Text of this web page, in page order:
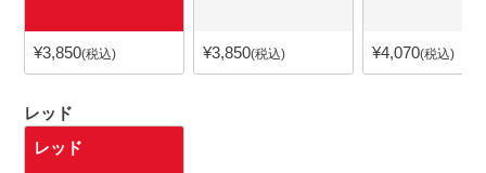
¥3,850 税込 ¥3,850 税込 ¥4,070 税込
レッド
レッド